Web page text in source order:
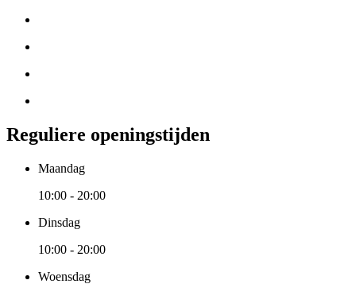
Reguliere openingstijden
Maandag
10:00 - 20:00
Dinsdag
10:00 - 20:00
Woensdag